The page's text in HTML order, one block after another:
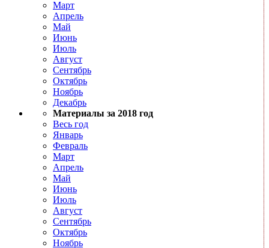
Март
Апрель
Май
Июнь
Июль
Август
Сентябрь
Октябрь
Ноябрь
Декабрь
Материалы за 2018 год
Весь год
Январь
Февраль
Март
Апрель
Май
Июнь
Июль
Август
Сентябрь
Октябрь
Ноябрь